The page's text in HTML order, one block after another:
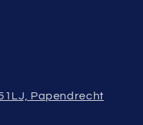
Papendrecht